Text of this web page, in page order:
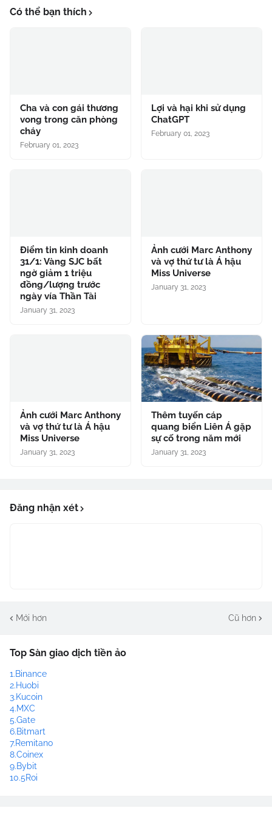
Có thể bạn thích
Cha và con gái thương
vong trong căn phòng
cháy
February 01, 2023
Lợi và hại khi sử dụng
ChatGPT
February 01, 2023
Điểm tin kinh doanh
31/1: Vàng SJC bất
ngờ giảm 1 triệu
đồng/lượng trước
ngày vía Thần Tài
January 31, 2023
Ảnh cưới Marc Anthony
và vợ thứ tư là Á hậu
Miss Universe
January 31, 2023
Ảnh cưới Marc Anthony
và vợ thứ tư là Á hậu
Miss Universe
January 31, 2023
Thêm tuyến cáp
quang biển Liên Á gặp
sự cố trong năm mới
January 31, 2023
Đăng nhận xét
Mới hơn Cũ hơn
Top Sàn giao dịch tiền ảo
1.Binance
2.Huobi
3.Kucoin
4.MXC
5.Gate
6.Bitmart
7.Remitano
8.Coinex
9.Bybit
10.5Roi